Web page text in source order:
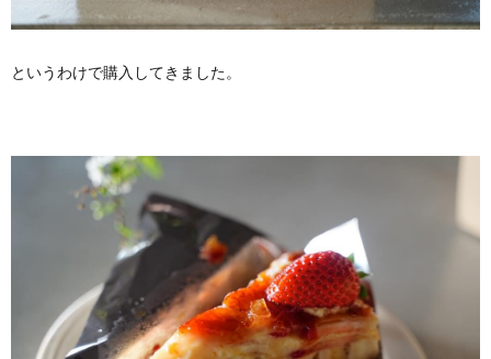
というわけで購入してきました。